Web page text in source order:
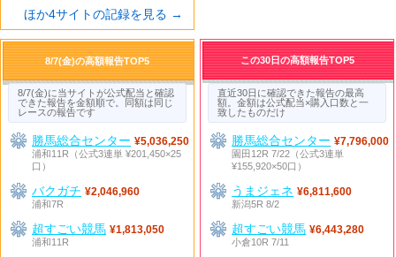
ほか4サイトの記録を見る →
8/7(金)の高額報告TOP5
8/7(金)に当サイトが公式配当と確認
できた報告を金額順で。同額は同じ
レースの報告です
勝馬総合センター ¥5,036,250
浦和11R（公式3連単 ¥201,450×25
口）
バクガチ ¥2,046,960
浦和7R
超すごい競馬 ¥1,813,050
浦和11R
この30日の高額報告TOP5
直近30日に確認できた報告の最高
額。金額は公式配当×購入口数と一
致したものだけ
勝馬総合センター ¥7,796,000
園田12R 7/22（公式3連単
¥155,920×50口）
うまジェネ ¥6,811,600
新潟5R 8/2
超すごい競馬 ¥6,443,280
小倉10R 7/11